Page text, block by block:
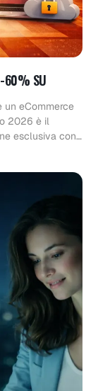
-60% SU
un eCommerce
2026 è il
esclusiva con…